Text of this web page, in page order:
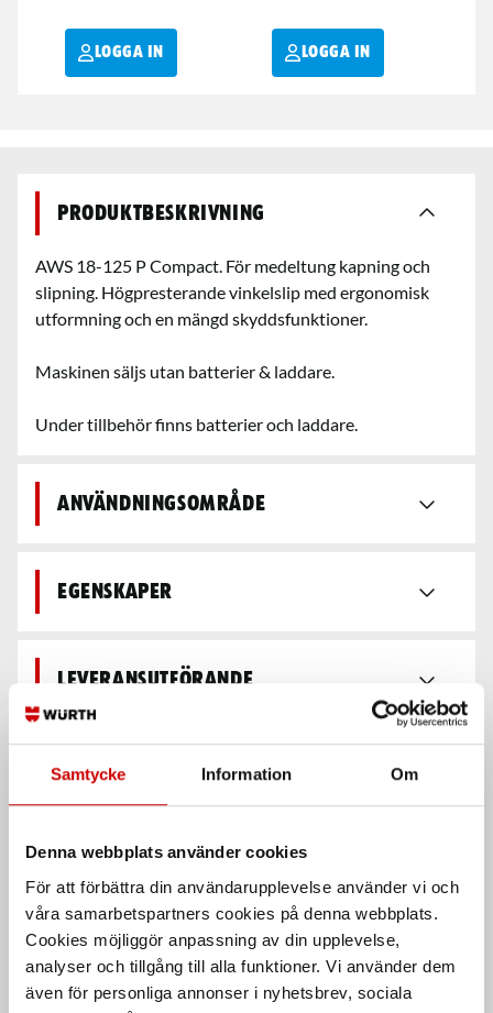
Samtycke Information Om
Denna webbplats använder cookies
För att förbättra din användarupplevelse använder vi och
våra samarbetspartners cookies på denna webbplats.
Cookies möjliggör anpassning av din upplevelse,
analyser och tillgång till alla funktioner. Vi använder dem
även för personliga annonser i nyhetsbrev, sociala
LOGGA IN LOGGA IN
Produktbeskrivning
AWS 18-125 P Compact. För medeltung kapning och
slipning. Högpresterande vinkelslip med ergonomisk
utformning och en mängd skyddsfunktioner.
Maskinen säljs utan batterier & laddare.
Under tillbehör finns batterier och laddare.
Användningsområde
Egenskaper
Leveransutförande
Recensioner